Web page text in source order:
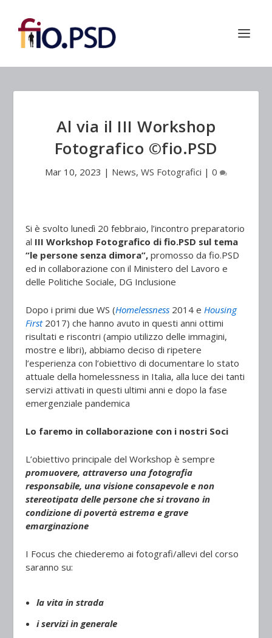
Al via il III Workshop
Fotografico ©fio.PSD
Mar 10, 2023 | News, WS Fotografici | 0
Si è svolto lunedì 20 febbraio, l’incontro preparatorio
al III Workshop Fotografico di fio.PSD sul tema
“le persone senza dimora”,promosso da fio.PSD
ed in collaborazione con il Ministero del Lavoro e
delle Politiche Sociale, DG Inclusione
Dopo i primi due WS (Homelessness 2014 eHousing
First2017) che hanno avuto in questi anni ottimi
risultati e riscontri (ampio utilizzo delle immagini,
mostre e libri), abbiamo deciso di ripetere
l’esperienza con l’obiettivo di documentare lo stato
attuale della homelessness in Italia, alla luce dei tanti
servizi attivati in questi ultimi anni e dopo la fase
emergenziale pandemica
Lo faremo in collaborazione con i nostri Soci
L’obiettivo principale del Workshop è sempre
promuovere, attraverso una fotografia
responsabile, una visione consapevole e non
stereotipata delle persone che si trovano in
condizione di povertà estrema e grave
emarginazione
I Focus che chiederemo ai fotografi/allevi del corso
saranno su:
la vita in strada
i servizi in generale